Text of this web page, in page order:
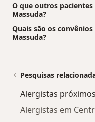
O que outros
Massuda?
Quais são os
Massuda?
Pesquisas
Alergistas próximos
Alergistas em